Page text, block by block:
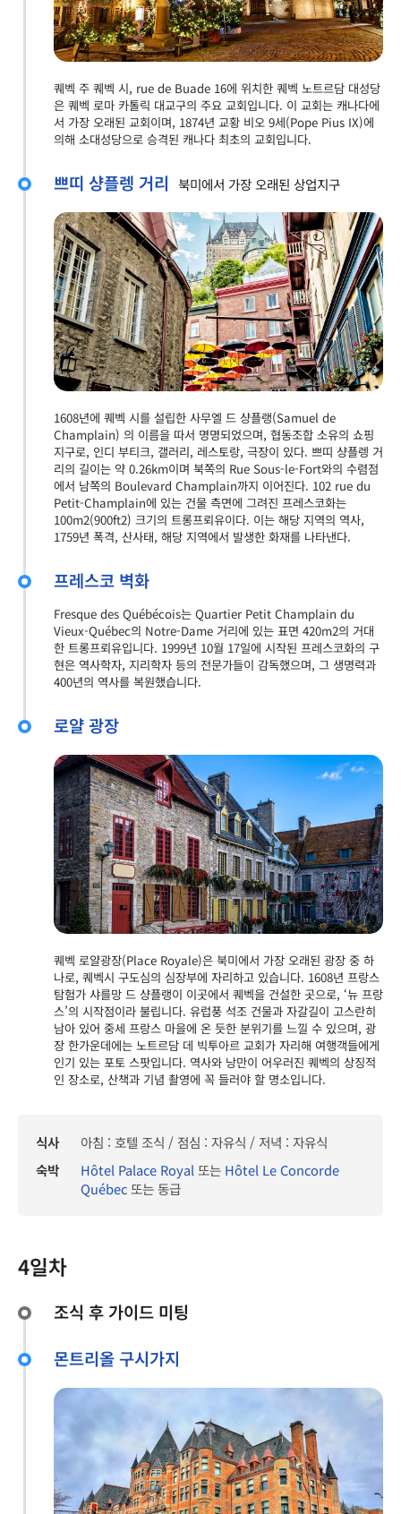
퀘벡 주 퀘벡 시, rue de Buade 16에 위치한 퀘벡 노트르담 대성당
은 퀘벡 로마 카톨릭 대교구의 주요 교회입니다. 이 교회는 캐나다에
서 가장 오래된 교회이며, 1874년 교황 비오 9세(Pope Pius IX)에
의해 소대성당으로 승격된 캐나다 최초의 교회입니다.
쁘띠 샹플렝 거리 북미에서 가장 오래된 상업지구
1608년에 퀘벡 시를 설립한 사무엘 드 샹플랭(Samuel de
Champlain) 의 이름을 따서 명명되었으며, 협동조합 소유의 쇼핑
지구로, 인디 부티크, 갤러리, 레스토랑, 극장이 있다. 쁘띠 샹플렝 거
리의 길이는 약 0.26km이며 북쪽의 Rue Sous-le-Fort와의 수렴점
에서 남쪽의 Boulevard Champlain까지 이어진다. 102 rue du
Petit-Champlain에 있는 건물 측면에 그려진 프레스코화는
100m2(900ft2) 크기의 트롱프뢰유이다. 이는 해당 지역의 역사,
1759년 폭격, 산사태, 해당 지역에서 발생한 화재를 나타낸다.
프레스코 벽화
Fresque des Québécois는 Quartier Petit Champlain du
Vieux-Québec의 Notre-Dame 거리에 있는 표면 420m2의 거대
한 트롱프뢰유입니다. 1999년 10월 17일에 시작된 프레스코화의 구
현은 역사학자, 지리학자 등의 전문가들이 감독했으며, 그 생명력과
400년의 역사를 복원했습니다.
로얄 광장
퀘벡 로얄광장(Place Royale)은 북미에서 가장 오래된 광장 중 하
나로, 퀘벡시 구도심의 심장부에 자리하고 있습니다. 1608년 프랑스
탐험가 샤를망 드 샹플랭이 이곳에서 퀘벡을 건설한 곳으로, ‘뉴 프랑
스’의 시작점이라 불립니다. 유럽풍 석조 건물과 자갈길이 고스란히
남아 있어 중세 프랑스 마을에 온 듯한 분위기를 느낄 수 있으며, 광
장 한가운데에는 노트르담 데 빅투아르 교회가 자리해 여행객들에게
인기 있는 포토 스팟입니다. 역사와 낭만이 어우러진 퀘벡의 상징적
인 장소로, 산책과 기념 촬영에 꼭 들러야 할 명소입니다.
식사
아침 : 호텔 조식 / 점심 : 자유식 / 저녁 : 자유식
숙박
Hôtel Palace Royal또는 Hôtel Le Concorde
Québec또는 동급
4일차
조식 후 가이드 미팅
몬트리올 구시가지